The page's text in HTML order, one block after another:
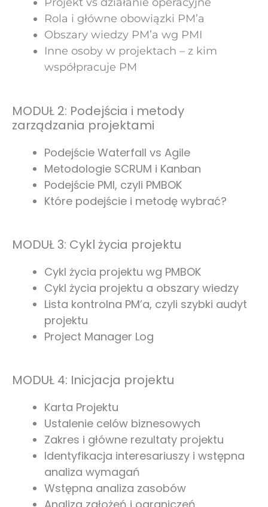
Rola i główne obowiązki PM’a
Obszary wiedzy PM’a wg PMI
Inne osoby w projektach – z kim
współpracuje PM
MODUŁ 2: Podejścia i metody
zarządzania projektami
Podejście Waterfall vs Agile
Metodologie SCRUM i Kanban
Podejście PMI, czyli PMBOK
Które podejście i metodę wybrać?
MODUŁ 3: Cykl życia projektu
Cykl życia projektu wg PMBOK
Cykl życia projektu a obszary wiedzy
Lista kontrolna PM’a, czyli szybki audyt
projektu
Project Manager Log
MODUŁ 4: Inicjacja projektu
Karta Projektu
Ustalenie celów biznesowych
Zakres i główne rezultaty projektu
Identyfikacja interesariuszy i wstępna
analiza wymagań
Wstępna analiza zasobów